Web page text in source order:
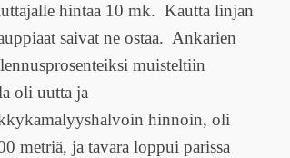
hintaa 10 mk. Kautta linjan
saivat ne ostaa. Ankarien
muisteltiin
oli uutta ja
hinnoin, oli
metriä, ja tavara loppui parissa